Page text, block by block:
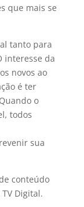
que mais se
tanto para
interesse da
novos ao
é ter
o
todos
sua
conteúdo
Digital.